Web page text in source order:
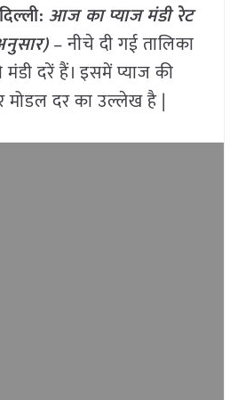
आज का प्याज मंडी रेट
– नीचे दी गई तालिका
दरें हैं। इसमें प्याज की
दर का उल्लेख है |